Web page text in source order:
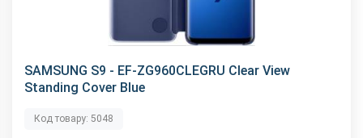
SAMSUNG S9 - EF-ZG960CLEGRU Clear View
Standing Cover Blue
Код товару: 5048